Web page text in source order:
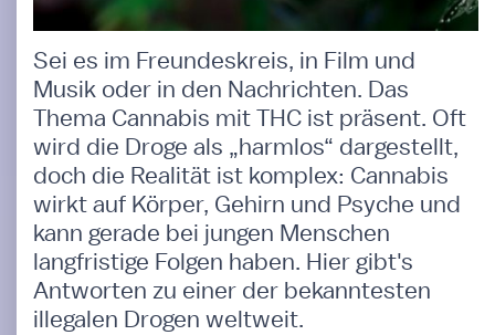
Sei es im Freundeskreis, in Film und
Musik oder in den Nachrichten. Das
Thema Cannabis mit THC ist präsent. Oft
wird die Droge als „harmlos“ dargestellt,
doch die Realität ist komplex: Cannabis
wirkt auf Körper, Gehirn und Psyche und
kann gerade bei jungen Menschen
langfristige Folgen haben. Hier gibt's
Antworten zu einer der bekanntesten
illegalen Drogen weltweit.